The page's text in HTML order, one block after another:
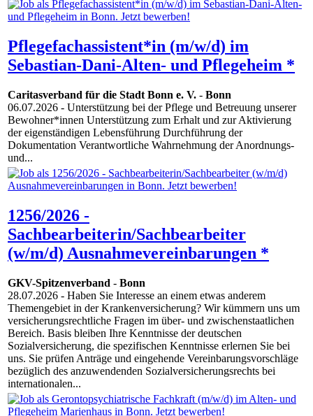
Pflegefachassistent*in (m/w/d) im
Sebastian-Dani-Alten- und Pflegeheim *
Caritasverband für die Stadt Bonn e. V. - Bonn
06.07.2026 - Unterstützung bei der Pflege und Betreuung unserer
Bewohner*innen Unterstützung zum Erhalt und zur Aktivierung
der eigenständigen Lebensführung Durchführung der
Dokumentation Verantwortliche Wahrnehmung der Anordnungs-
und...
1256/2026 -
Sachbearbeiterin/Sachbearbeiter
(w/m/d) Ausnahmevereinbarungen *
GKV-Spitzenverband - Bonn
28.07.2026 - Haben Sie Interesse an einem etwas anderem
Themengebiet in der Krankenversicherung? Wir kümmern uns um
versicherungsrechtliche Fragen im über- und zwischenstaatlichen
Bereich. Basis bleiben Ihre Kenntnisse der deutschen
Sozialversicherung, die spezifischen Kenntnisse erlernen Sie bei
uns. Sie prüfen Anträge und eingehende Vereinbarungsvorschläge
bezüglich des anzuwendenden Sozialversicherungsrechts bei
internationalen...